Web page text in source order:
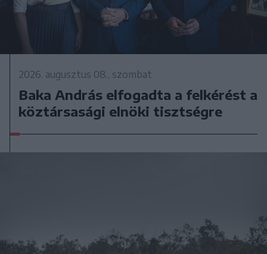
2026. augusztus 08., szombat
Baka András elfogadta a felkérést a
köztársasági elnöki tisztségre